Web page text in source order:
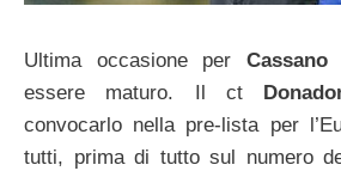
Ultima occasione per Cassano
essere maturo. Il ct
convocarlo nella pre-lista per
tutti, prima di tutto sul numero